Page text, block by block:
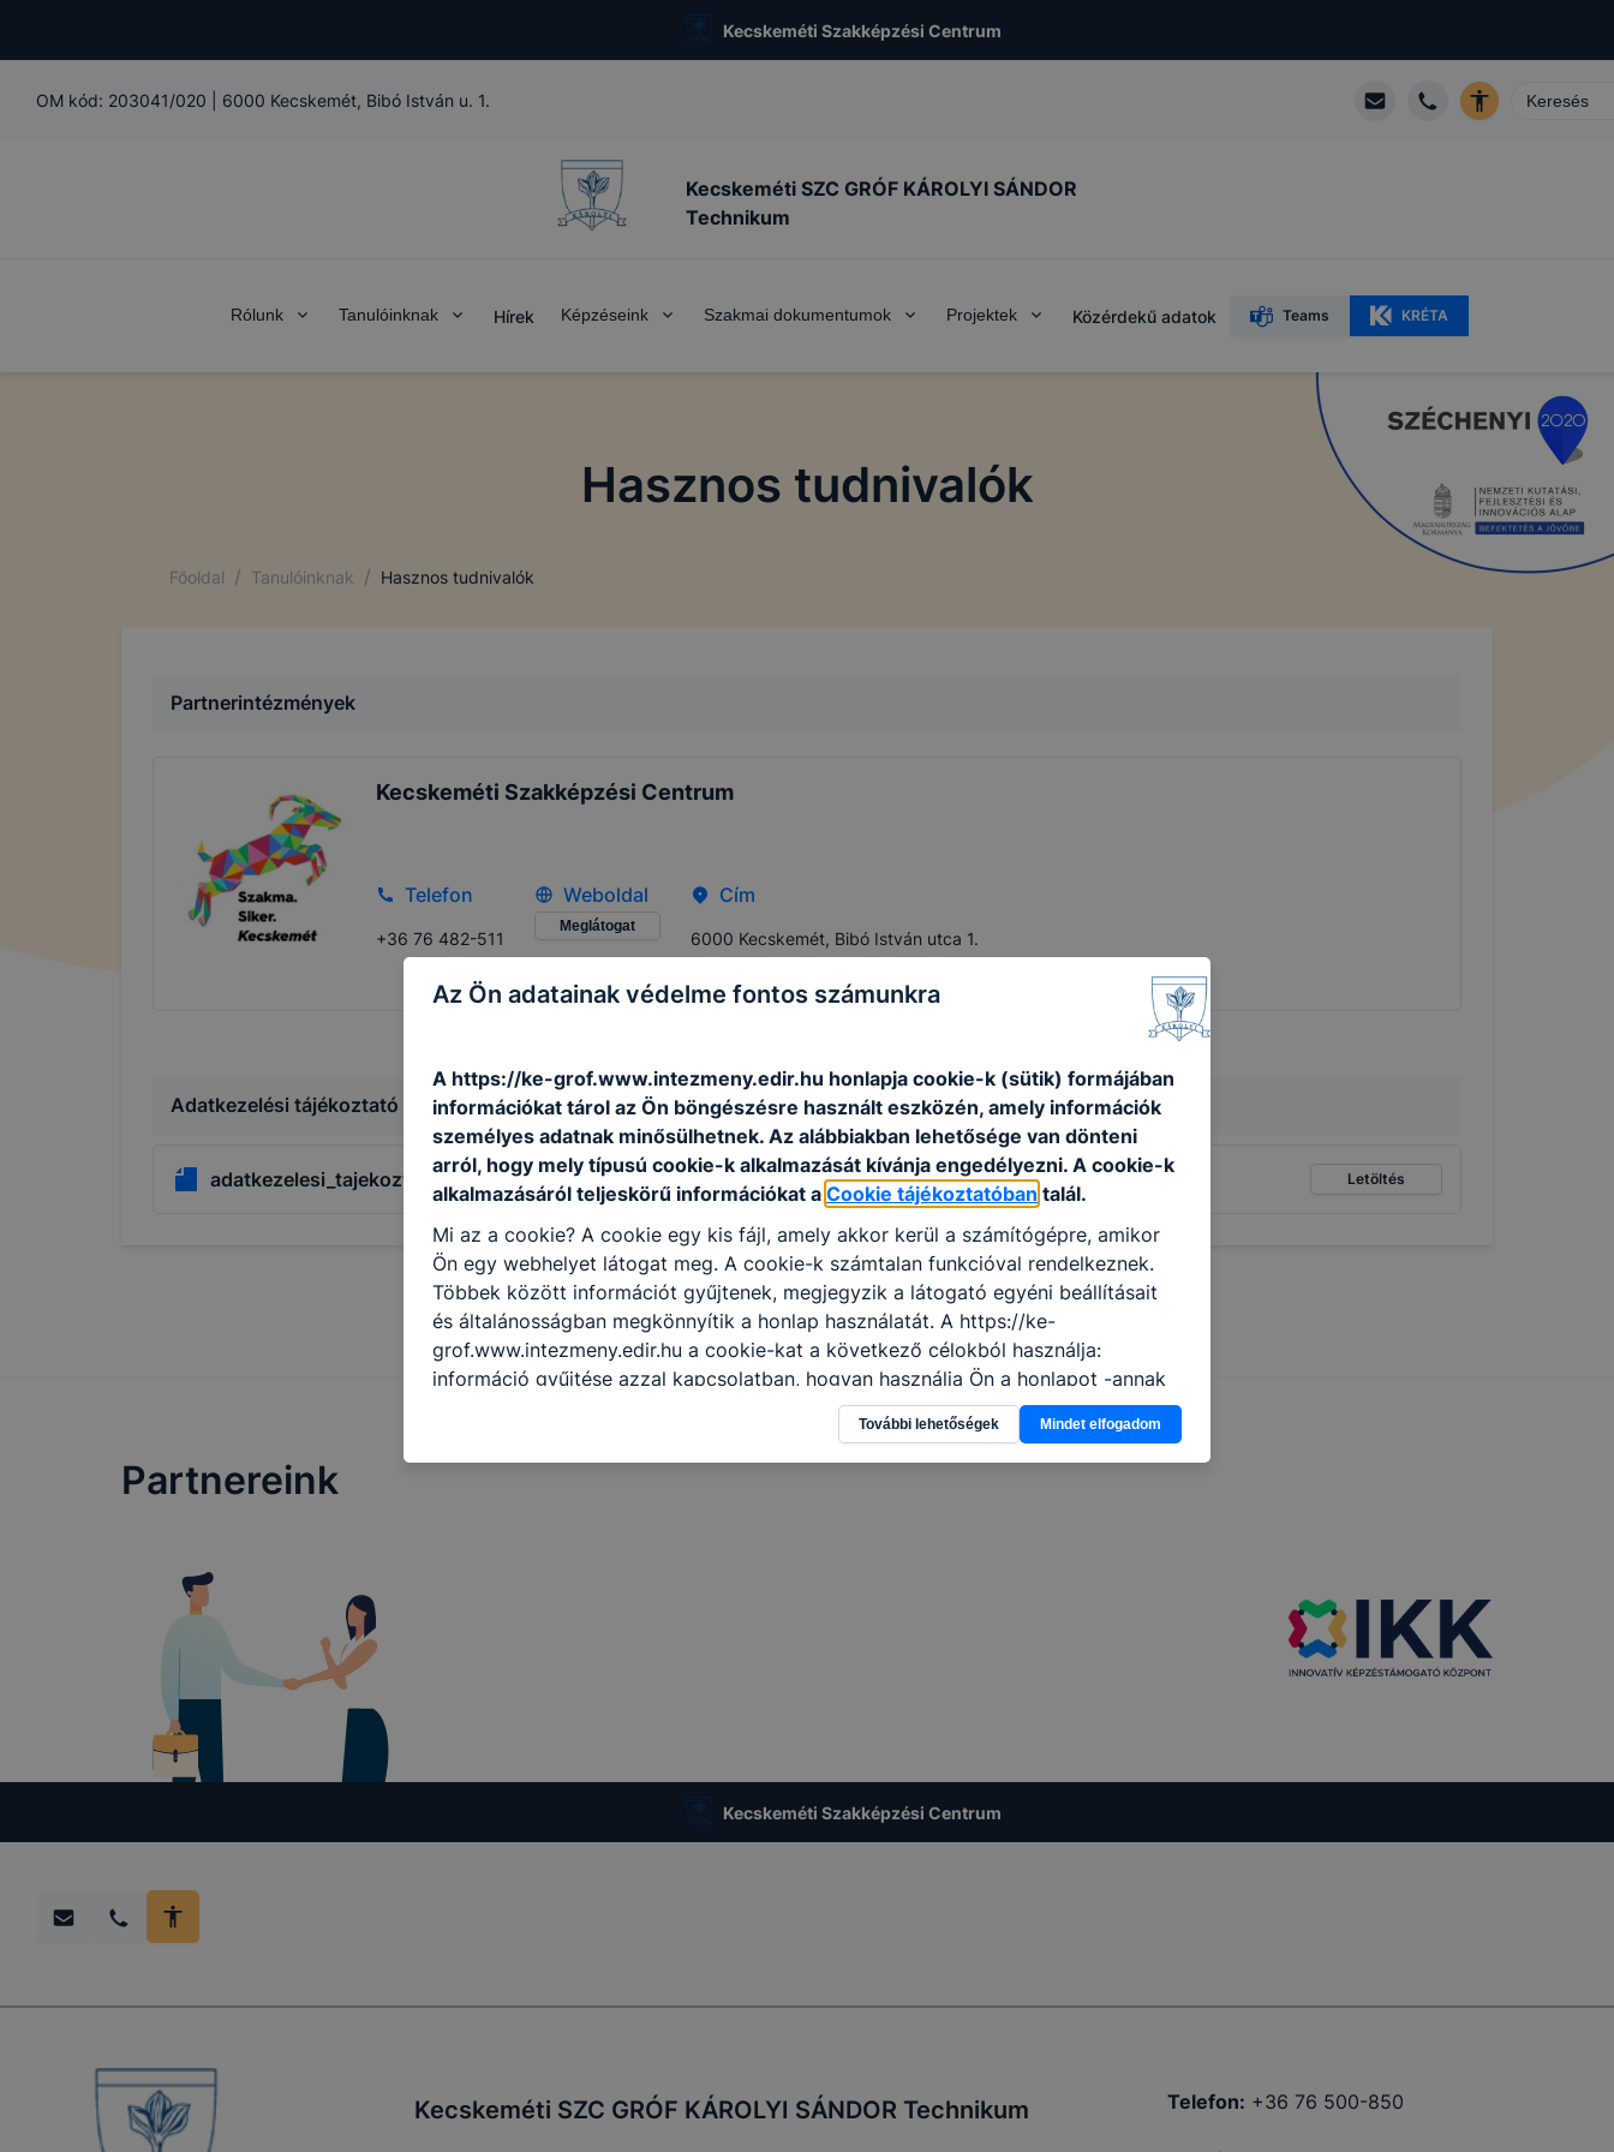
Kecskeméti Szakképzési Centrum
OM kód: 203041/020 6000 Kecskemét, Bibó István u. 1.
Kecskeméti SZC GRÓF KÁROLYI SÁNDOR
Technikum
Rólunk Tanulóinknak Hírek Képzéseink Szakmai dokumentumok Projektek Közérdekű adatok Teams KRÉTA
Hasznos tudnivalók
Főoldal / Tanulóinknak / Hasznos tudnivalók
Partnerintézmények
Kecskeméti Szakképzési Centrum
Telefon
+36 76 482-511
Weboldal
Meglátogat
Cím
6000 Kecskemét, Bibó István utca 1.
Adatkezelési tájékoztató
adatkezelesi_tajekoztato_2021_2022_tanev.pdf Letöltés
Partnereink
Kecskeméti Szakképzési Centrum
Kecskeméti SZC GRÓF KÁROLYI SÁNDOR Technikum Telefon: +36 76 500-850
Az Ön adatainak védelme fontos számunkra
A https://ke-grof.www.intezmeny.edir.hu honlapja cookie-k (sütik) formájában
információkat tárol az Ön böngészésre használt eszközén, amely információk
személyes adatnak minősülhetnek. Az alábbiakban lehetősége van dönteni
arról, hogy mely típusú cookie-k alkalmazását kívánja engedélyezni. A cookie-k
alkalmazásáról teljeskörű információkat a Cookie tájékoztatóban talál.
Mi az a cookie? A cookie egy kis fájl, amely akkor kerül a számítógépre, amikor
Ön egy webhelyet látogat meg. A cookie-k számtalan funkcióval rendelkeznek.
Többek között információt gyűjtenek, megjegyzik a látogató egyéni beállításait
és általánosságban megkönnyítik a honlap használatát. A https://ke-
grof.www.intezmeny.edir.hu a cookie-kat a következő célokból használja:
információ gyűjtése azzal kapcsolatban, hogyan használja Ön a honlapot -annak
felmérésével, hogy a honlap melyik részeit látogatja, vagy használja leginkább,
így megtudhatjuk, hogyan biztosítsunk Önnek még jobb felhasználói élményt, ha
ismét meglátogatja oldalunkat, honlap fejlesztése. Hogyan ellenőrizheti és hogyan
További lehetőségek Mindet elfogadom